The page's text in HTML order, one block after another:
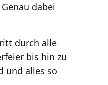
dabei
durch alle
bis hin zu
und alles so